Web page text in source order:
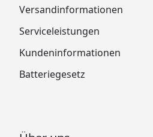
Versandinformationen
Serviceleistungen
Kundeninformationen
Batteriegesetz